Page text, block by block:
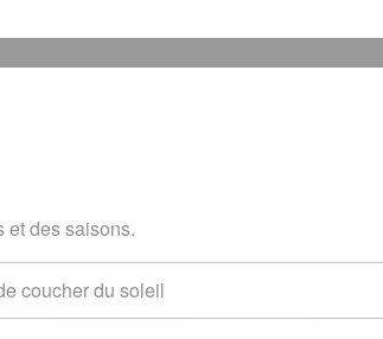
╳
erreur ou Proposer une amélioration
et des saisons.
coucher du soleil